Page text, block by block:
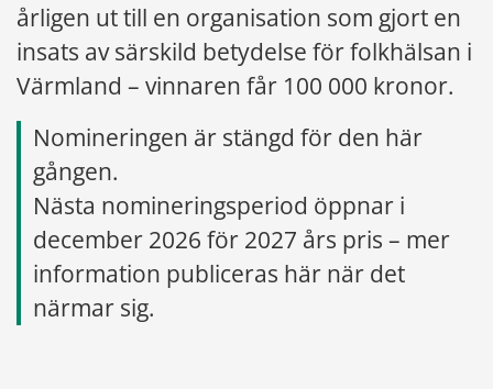
årligen ut till en organisation som gjort en
insats av särskild betydelse för folkhälsan i
Värmland – vinnaren får 100 000 kronor.
Nomineringen är stängd för den här
gången.
Nästa nomineringsperiod öppnar i
december 2026 för 2027 års pris – mer
information publiceras här när det
närmar sig.